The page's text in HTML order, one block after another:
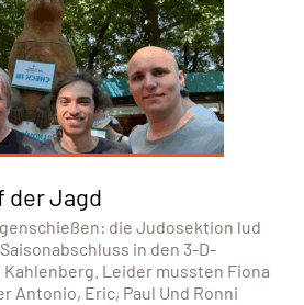
der Jagd
die Judosektion lud
in den 3-D-
Leider mussten Fiona
Antonio, Eric, Paul Und Ronni